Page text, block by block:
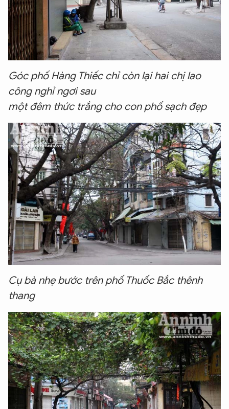
Góc phố Hàng Thiếc chỉ còn lại hai chị lao
công nghỉ ngơi sau
một đêm thức trắng cho con phố sạch đẹp
Cụ bà nhẹ bước trên phố Thuốc Bắc thênh
thang